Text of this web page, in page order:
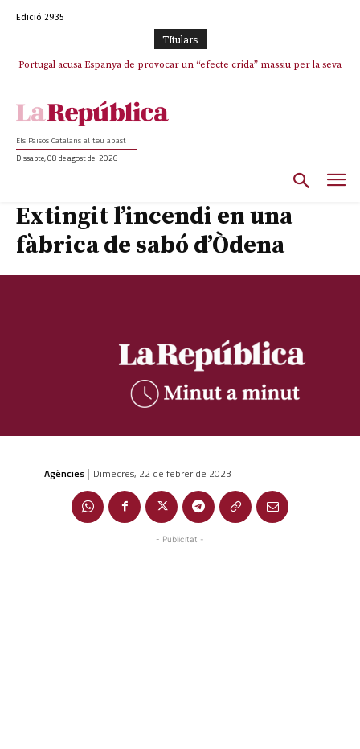
Edició 2935
TItulars
Portugal acusa Espanya de provocar un “efecte crida” massiu per la seva
El col·lapse de l’operació de Marc Puigtió a Girona: desbandada de
Els Països Catalans al teu abast
Dissabte, 08 de agost del 2026
Extingit l’incendi en una
fàbrica de sabó d’Òdena
Agències | Dimecres, 22 de febrer de 2023
- Publicitat -